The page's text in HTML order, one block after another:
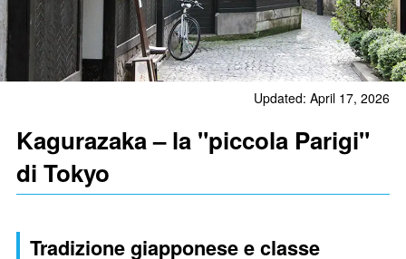
Updated: April 17, 2026
Kagurazaka – la "piccola Parigi"
di Tokyo
Tradizione giapponese e classe